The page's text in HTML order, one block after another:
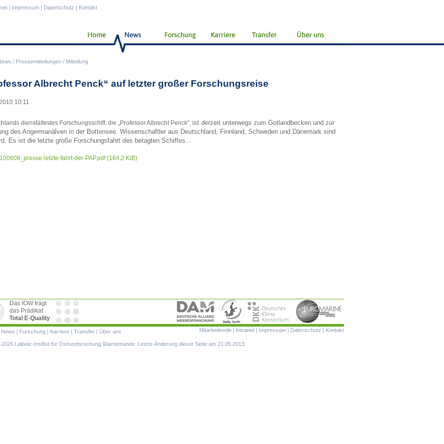
/ Pressemitteilungen / Mitteilung
| Impressum | Datenschutz | Kontakt
Albrecht Penck“ auf letzter großer Forschungsreise
10:11
dienstältestes Forschungsschiff, die „Professor Albrecht Penck", ist derzeit unterwegs zum Gotlandbecken und zur
des Angermanälven in der Bottensee. Wissenschaftler aus Deutschland, Finnland, Schweden und Dänemark sind
Es ist die letzte große Forschungsfahrt des betagten Schiffes...
letzte-fahrt-der-PAP.pdf(164,2 KiB)
Das IOW trägt
das Prädikat
Total E-Quality
Navigation
Mitarbeitende | Intranet | Impressum | Datenschutz | Kontakt
News | Forschung | Karriere | Transfer | Über uns
Leibniz-Institut für Ostseeforschung Warnemünde. Letzte Änderung dieser Seite am 21.05.2013.